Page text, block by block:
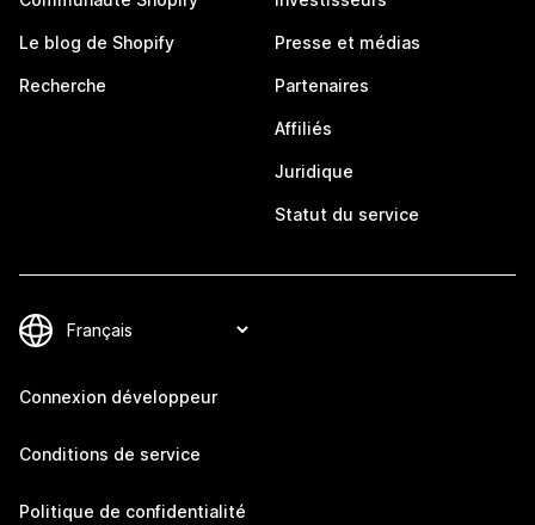
Le blog de Shopify
Recherche
Presse et médias
Partenaires
Affiliés
Juridique
Statut du service
Connexion développeur
Conditions de service
Politique de confidentialité